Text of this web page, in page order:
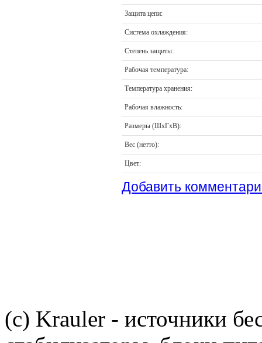
Защита цепи:
Система охлаждения:
Степень защиты:
Рабочая температура:
Температура хранения:
Рабочая влажность:
Размеры (ШхГхВ):
Вес (нетто):
Цвет:
Добавить
(c) Krauler - источники